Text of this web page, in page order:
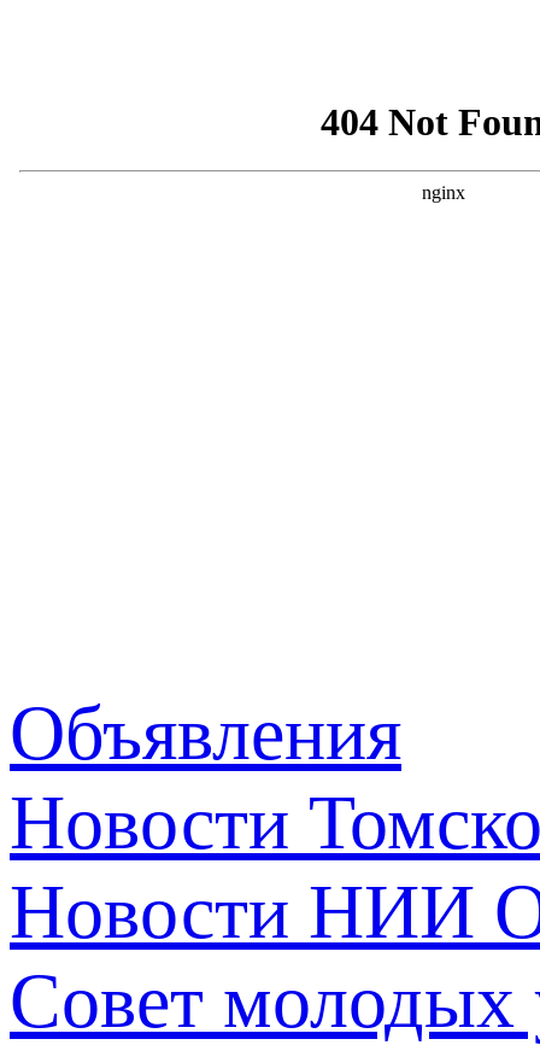
Объявления
Новости
Новости НИИ
Совет молодых